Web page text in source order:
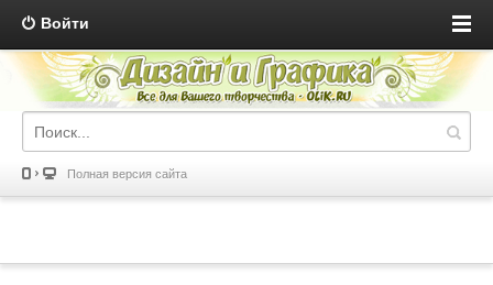
Войти
Полная версия сайта